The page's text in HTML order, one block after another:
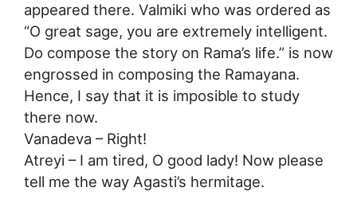
appeared there. Valmiki who was ordered as
“O great sage, you are extremely intelligent.
Do compose the story on Rama’s life.” is now
engrossed in composing the Ramayana.
Hence, I say that it is imposible to study
there now.
Vanadeva – Right!
Atreyi – I am tired, O good lady! Now please
tell me the way Agasti’s hermitage.